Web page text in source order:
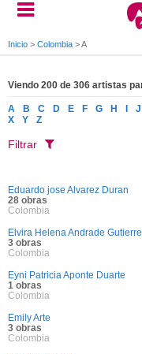
Inicio > Colombia >A
Viendo 200 de 306 artistas
A B C D E F G H J
X
Y Z
Filtrar
Eduardo jose Alvarez Duran
28 obras
Colombia
Elvira Helena Andrade
3 obras
Colombia
Eyni Patricia Aponte Duarte
1 obras
Colombia
Emily Arte
3 obras
Colombia